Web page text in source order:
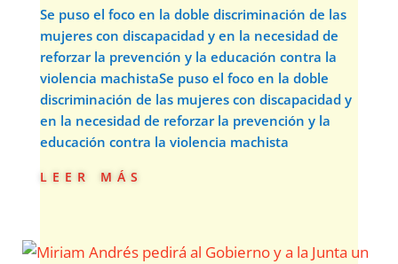
Se puso el foco en la doble discriminación de las
mujeres con discapacidad y en la necesidad de
reforzar la prevención y la educación contra la
violencia machistaSe puso el foco en la doble
discriminación de las mujeres con discapacidad y
en la necesidad de reforzar la prevención y la
educación contra la violencia machista
leer más